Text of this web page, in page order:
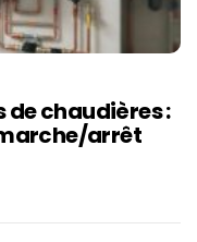
chaudières :
arrêt